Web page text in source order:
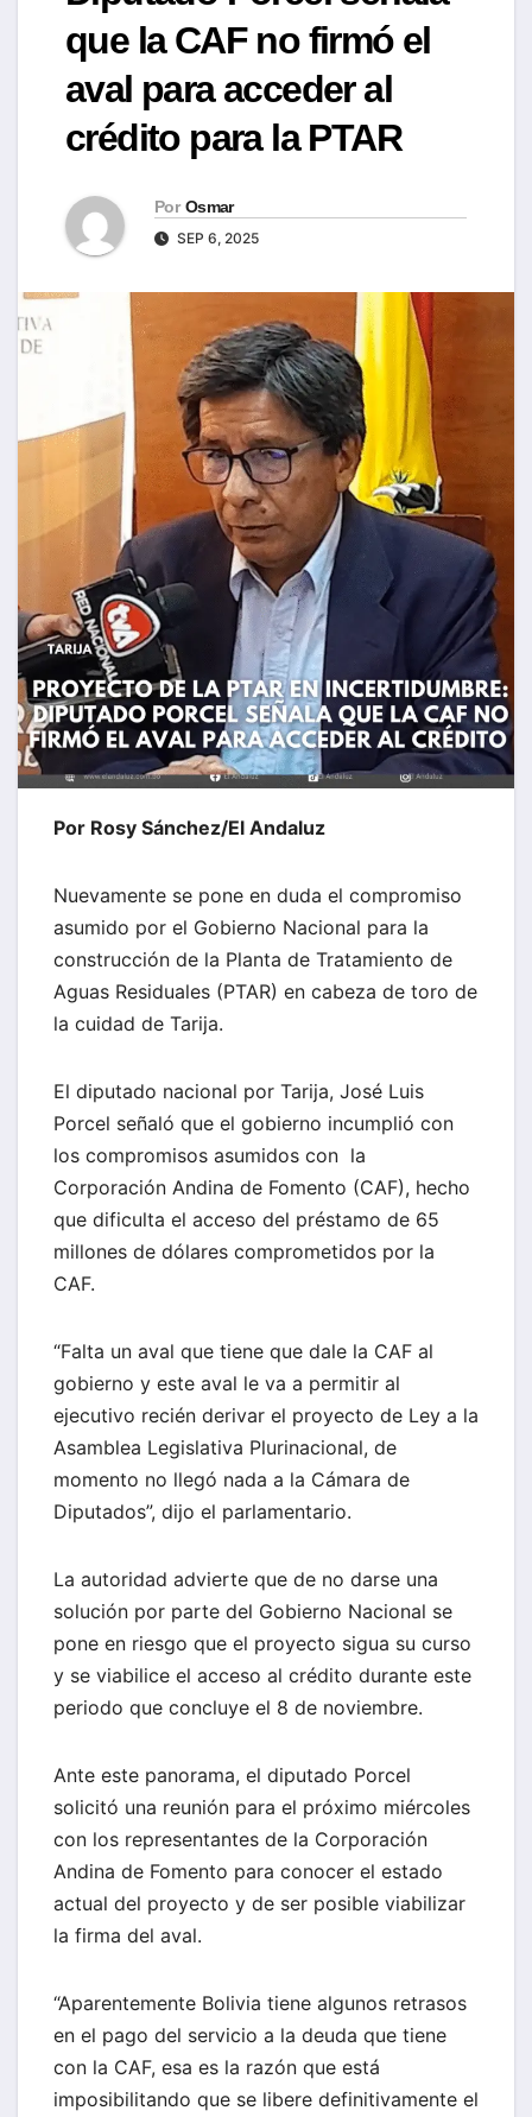
que la CAF no firmó el
aval para acceder al
crédito para la PTAR
Por Osmar
SEP 6, 2025
Por Rosy Sánchez/El Andaluz
Nuevamente se pone en duda el compromiso
asumido por el Gobierno Nacional para la
construcción de la Planta de Tratamiento de
Aguas Residuales (PTAR) en cabeza de toro de
la cuidad de Tarija.
El diputado nacional por Tarija, José Luis
Porcel señaló que el gobierno incumplió con
los compromisos asumidos con la
Corporación Andina de Fomento (CAF), hecho
que dificulta el acceso del préstamo de 65
millones de dólares comprometidos por la
CAF.
“Falta un aval que tiene que dale la CAF al
gobierno y este aval le va a permitir al
ejecutivo recién derivar el proyecto de Ley a la
Asamblea Legislativa Plurinacional, de
momento no llegó nada a la Cámara de
Diputados”, dijo el parlamentario.
La autoridad advierte que de no darse una
solución por parte del Gobierno Nacional se
pone en riesgo que el proyecto sigua su curso
y se viabilice el acceso al crédito durante este
periodo que concluye el 8 de noviembre.
Ante este panorama, el diputado Porcel
solicitó una reunión para el próximo miércoles
con los representantes de la Corporación
Andina de Fomento para conocer el estado
actual del proyecto y de ser posible viabilizar
la firma del aval.
“Aparentemente Bolivia tiene algunos retrasos
en el pago del servicio a la deuda que tiene
con la CAF, esa es la razón que está
imposibilitando que se libere definitivamente el